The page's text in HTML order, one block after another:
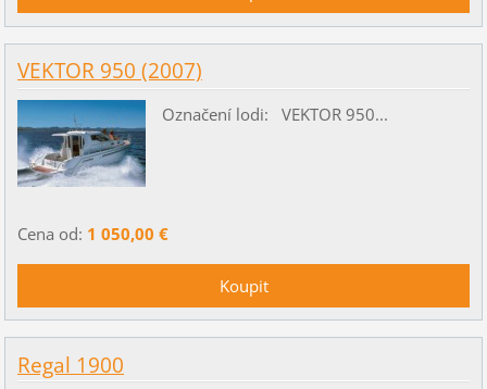
VEKTOR 950 (2007)
Označení lodi: VEKTOR 950...
Cena od: 1 050,00 €
Regal 1900